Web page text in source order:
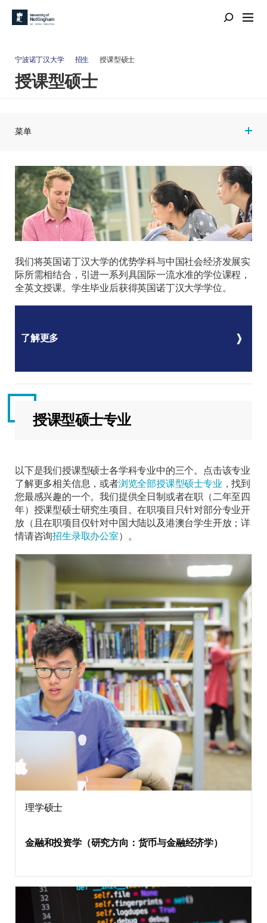
宁波诺丁汉大学 招生 授课型硕士
授课型硕士
菜单
我们将英国诺丁汉大学的优势学科与中国社会经济发展实
际所需相结合，引进一系列具国际一流水准的学位课程，
全英文授课。学生毕业后获得英国诺丁汉大学学位。
了解更多
授课型硕士专业
以下是我们授课型硕士各学科专业中的三个。点击该专业
了解更多相关信息，或者浏览全部授课型硕士专业 ，找到
您最感兴趣的一个。我们提供全日制或者在职（二年至四
年）授课型硕士研究生项目。在职项目只针对部分专业开
放（且在职项目仅针对中国大陆以及港澳台学生开放；详
情请咨询招生录取办公室）。
理学硕士
金融和投资学（研究方向：货币与金融经济学）